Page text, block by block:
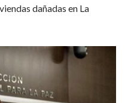
dañadas en La